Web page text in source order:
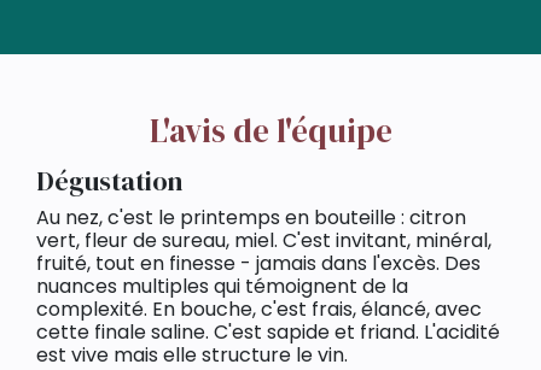
L'avis de l'équipe
Dégustation
Au nez, c'est le printemps en bouteille : citron
vert, fleur de sureau, miel. C'est invitant, minéral,
fruité, tout en finesse - jamais dans l'excès. Des
nuances multiples qui témoignent de la
complexité. En bouche, c'est frais, élancé, avec
cette finale saline. C'est sapide et friand. L'acidité
est vive mais elle structure le vin.